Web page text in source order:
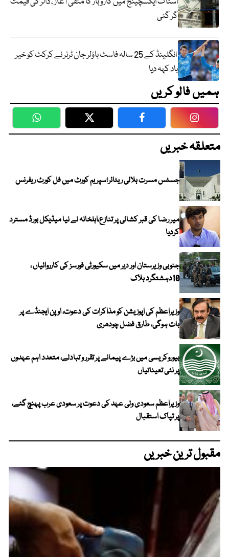
گر گئی
انگلینڈ کے 25 سالہ فاسٹ باؤلر جان ٹرنر نے کرکٹ کو خیر
باد کہہ دیا
ہمیں فالو کریں
WhatsApp Twitter Facebook
متعلقہ خبریں
جسٹس مسرت ہلالی ریٹائر؛سپریم کورٹ میں فل کورٹ ریفرنس
میر رضا کی قبر کشائی پر تنازع،اہلخانہ نے نیا میڈیکل بورڈ مسترد
کردیا
جنوبی وزیرستان اور دیر میں سکیورٹی فورسز کی کارروائیاں ،
10دہشتگرد ہلاک
وزیراعظم کی اپوزیشن کو مذاکرات کی دعوت، اوپن ایجنڈے پر
بات ہوگی، طارق فضل چودھری
بیوروکریسی میں بڑے پیمانے پر تقرر و تبادلے، متعدد اہم عہدوں
پر نئی تعیناتیاں
وزیراعظم سعودی ولی عہد کی دعوت پر سعودی عرب پہنچ گئے،
پر تپاک استقبال
مقبول ترین خبریں